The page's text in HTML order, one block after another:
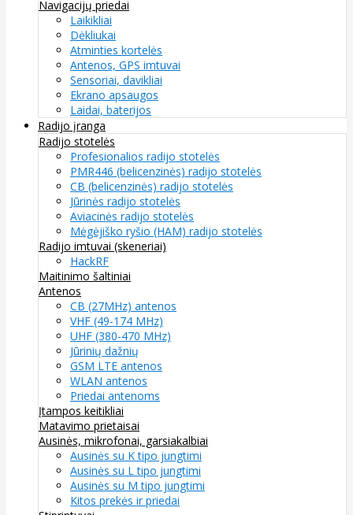
Navigacijų priedai
Laikikliai
Dėkliukai
Atminties kortelės
Antenos, GPS imtuvai
Sensoriai, davikliai
Ekrano apsaugos
Laidai, baterijos
Radijo įranga
Radijo stotelės
Profesionalios radijo stotelės
PMR446 (belicenzinės) radijo stotelės
CB (belicenzinės) radijo stotelės
Jūrinės radijo stotelės
Aviacinės radijo stotelės
Mėgėjiško ryšio (HAM) radijo stotelės
Radijo imtuvai (skeneriai)
HackRF
Maitinimo šaltiniai
Antenos
CB (27MHz) antenos
VHF (49-174 MHz)
UHF (380-470 MHz)
Jūrinių dažnių
GSM LTE antenos
WLAN antenos
Priedai antenoms
Įtampos keitikliai
Matavimo prietaisai
Ausinės, mikrofonai, garsiakalbiai
Ausinės su K tipo jungtimi
Ausinės su L tipo jungtimi
Ausinės su M tipo jungtimi
Kitos prekės ir priedai